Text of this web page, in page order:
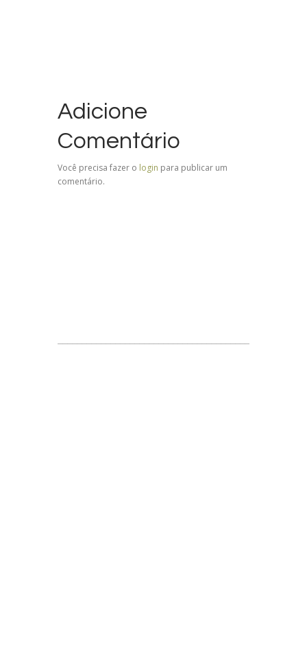
Adicione
Comentário
Você precisa fazer o login para publicar um
comentário.